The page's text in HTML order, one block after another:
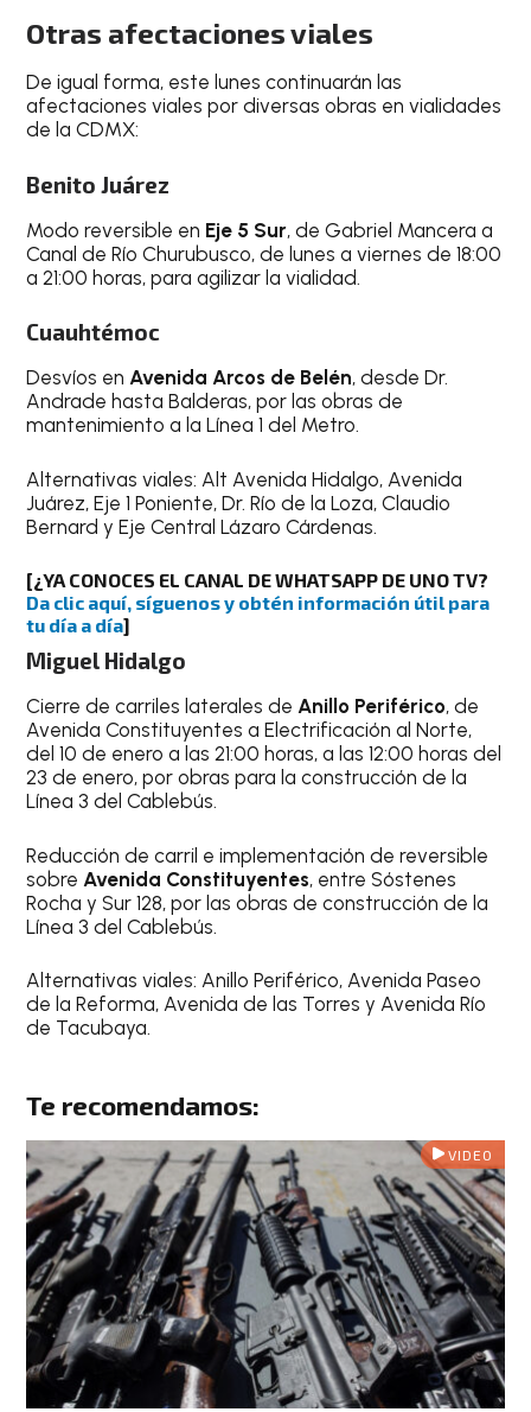
Otras afectaciones viales
De igual forma, este lunes continuarán las
afectaciones viales por diversas obras en vialidades
de la CDMX:
Benito Juárez
Modo reversible en Eje 5 Sur, de Gabriel Mancera a
Canal de Río Churubusco, de lunes a viernes de 18:00
a 21:00 horas, para agilizar la vialidad.
Cuauhtémoc
Desvíos enAvenida Arcos de Belén, desde Dr.
Andrade hasta Balderas, por las obras de
mantenimiento a la Línea 1 del Metro.
Alternativas viales: Alt Avenida Hidalgo, Avenida
Juárez, Eje 1 Poniente, Dr. Río de la Loza, Claudio
Bernard y Eje Central Lázaro Cárdenas.
[¿YA CONOCES EL CANAL DE WHATSAPP DE UNO TV?
Da clic aquí, síguenos y obtén información útil para
tu día a día]
Miguel Hidalgo
Cierre de carriles laterales deAnillo Periférico, de
Avenida Constituyentes a Electrificación al Norte,
del 10 de enero a las 21:00 horas, a las 12:00 horas del
23 de enero, por obras para la construcción de la
Línea 3 del Cablebús.
Reducción de carril e implementación de reversible
sobre Avenida Constituyentes, entre Sóstenes
Rocha y Sur 128, por las obras de construcción de la
Línea 3 del Cablebús.
Alternativas viales: Anillo Periférico, Avenida Paseo
de la Reforma, Avenida de las Torres y Avenida Río
de Tacubaya.
Te recomendamos:
VIDEO